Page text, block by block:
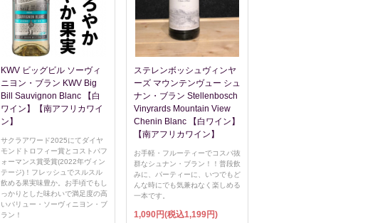
KWV ビッグビル ソーヴィ
ニヨン・ブラン KWV Big
Bill Sauvignon Blanc 【白
ワイン】【南アフリカワイ
ン】
サクラアワード2025にてダイヤ
モンドトロフィー賞とコストパフ
ォーマンス賞受賞(2022年ヴィン
テージ)！フレッシュでスルスル
飲める果実味豊か。お手頃でもし
っかりとした味わいで満足度の高
いバリュー・ソーヴィニヨン・ブ
ラン！
ステレンボッシュヴィンヤ
ーズ マウンテンヴュー シュ
ナン・ブラン Stellenbosch
Vinyrards Mountain View
Chenin Blanc 【白ワイン】
【南アフリカワイン】
お手軽・フルーティーでコスパ抜
群なシュナン・ブラン！！普段飲
みに、パーティーに、いつでもど
んな時にでも気兼ねなく楽しめる
一本です。
1,090円(税込1,199円)